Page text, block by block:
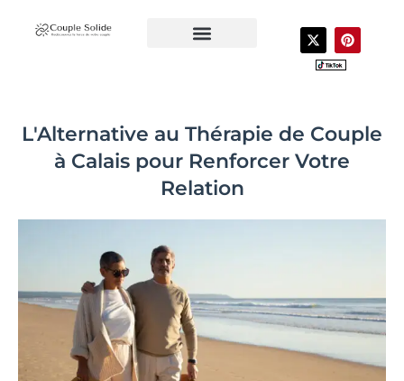
X
-
t
w
r
P
i
n
t
L'Alternative au Thérapie de Couple
à Calais pour Renforcer Votre
Relation